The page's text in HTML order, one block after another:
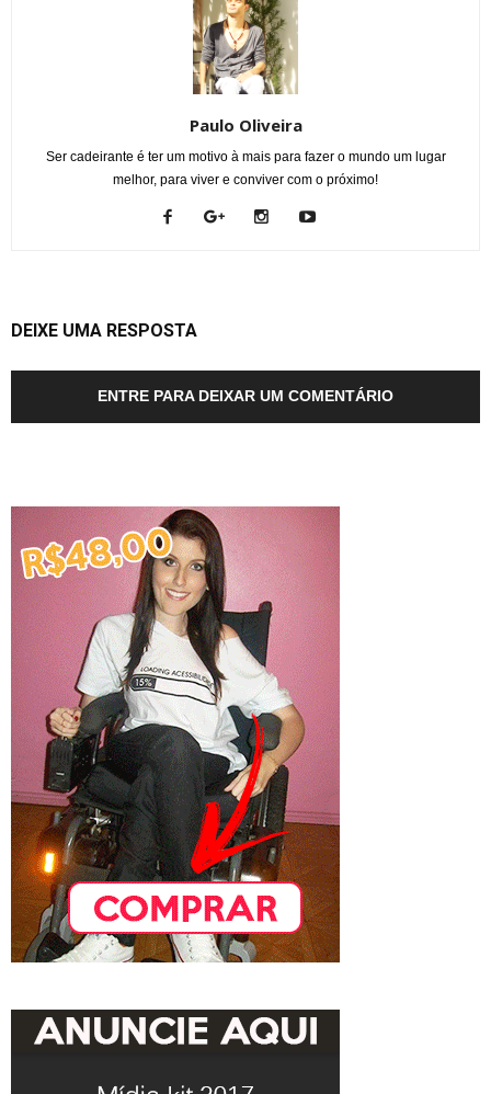
Paulo Oliveira
Ser cadeirante é ter um motivo à mais para fazer o mundo um lugar
melhor, para viver e conviver com o próximo!
DEIXE UMA RESPOSTA
ENTRE PARA DEIXAR UM COMENTÁRIO